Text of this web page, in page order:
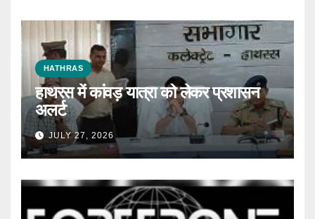
HATHRAS
हाथरस में कांवड़ यात्रा को लेकर प्रशासन
अलर्ट
JULY 27, 2026